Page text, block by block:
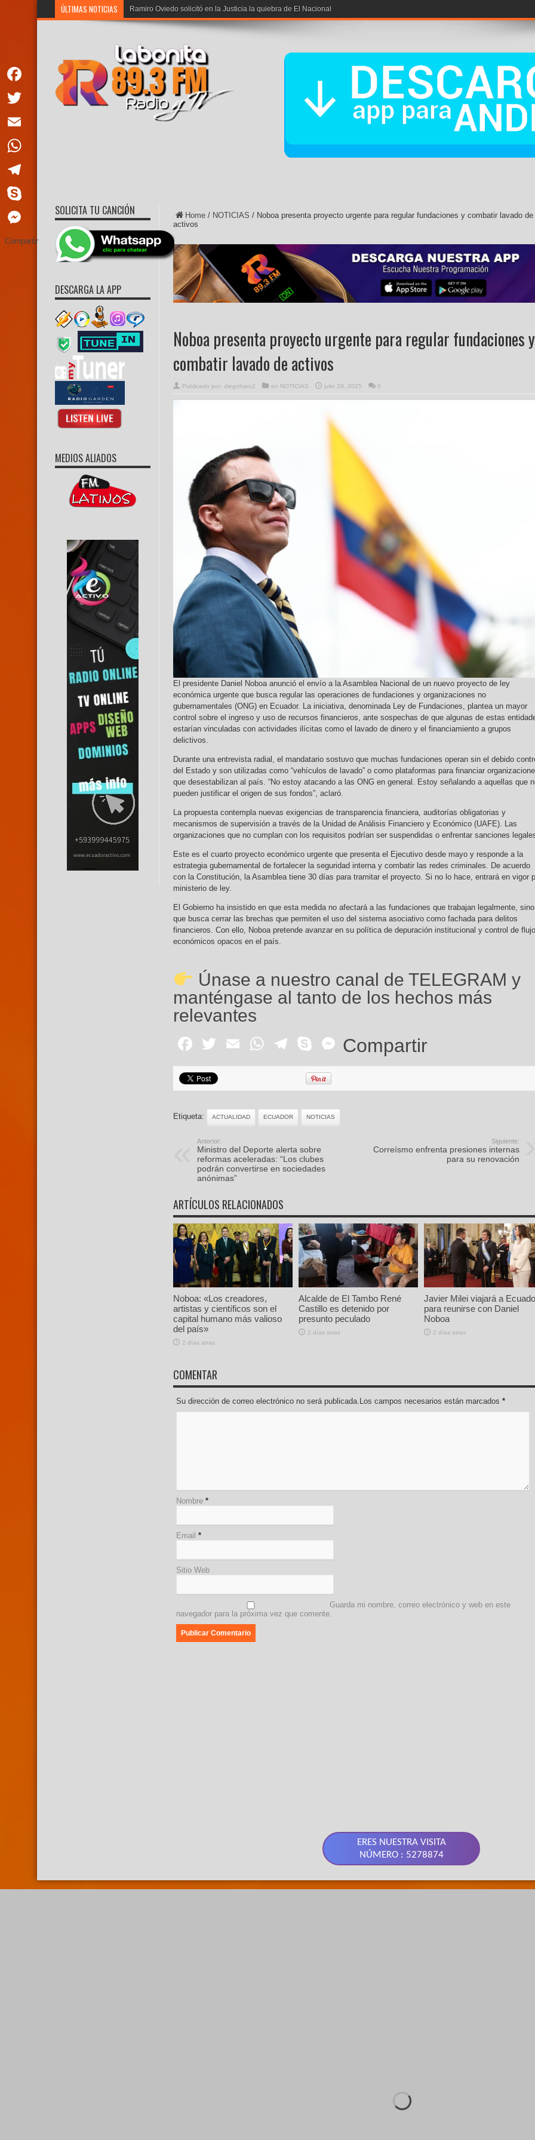
ÚLTIMAS NOTICIAS Ramiro Oviedo solicitó en la Justicia la quiebra de El Nacional
Home / NOTICIAS / Noboa presenta proyecto urgente para regular fundaciones y combatir lavado de
activos
Noboa presenta proyecto urgente para regular fundaciones y
combatir lavado de activos
Publicado por: diegoharo2 en NOTICIAS julio 29, 2025 0
El presidente Daniel Noboa anunció el envío a la Asamblea Nacional de un nuevo proyecto de ley
económica urgente que busca regular las operaciones de fundaciones y organizaciones no
gubernamentales (ONG) en Ecuador. La iniciativa, denominada Ley de Fundaciones, plantea un mayor
control sobre el ingreso y uso de recursos financieros, ante sospechas de que algunas de estas
estarían vinculadas con actividades ilícitas como el lavado de dinero y el financiamiento a grupos
delictivos.
Durante una entrevista radial, el mandatario sostuvo que muchas fundaciones operan sin el debido
del Estado y son utilizadas como “vehículos de lavado” o como plataformas para financiar
que desestabilizan al país. “No estoy atacando a las ONG en general. Estoy señalando a aquellas que
pueden justificar el origen de sus fondos”, aclaró.
La propuesta contempla nuevas exigencias de transparencia financiera, auditorías obligatorias y
mecanismos de supervisión a través de la Unidad de Análisis Financiero y Económico (UAFE). Las
organizaciones que no cumplan con los requisitos podrían ser suspendidas o enfrentar sanciones
Este es el cuarto proyecto económico urgente que presenta el Ejecutivo desde mayo y responde a la
estrategia gubernamental de fortalecer la seguridad interna y combatir las redes criminales. De acuerdo
con la Constitución, la Asamblea tiene 30 días para tramitar el proyecto. Si no lo hace, entrará en vigor
ministerio de ley.
El Gobierno ha insistido en que esta medida no afectará a las fundaciones que trabajan legalmente, sino
que busca cerrar las brechas que permiten el uso del sistema asociativo como fachada para delitos
financieros. Con ello, Noboa pretende avanzar en su política de depuración institucional y control de
económicos opacos en el país.
Únase a nuestro canal de TELEGRAM y
manténgase al tanto de los hechos más
relevantes
Facebook
Twitter
EmailWhatsApp
Telegram
SkypeMessenger
Compartir
Etiqueta: ACTUALIDAD ECUADOR NOTICIAS
Anterior:
Ministro del Deporte alerta sobre
reformas aceleradas: “Los clubes
podrán convertirse en sociedades
anónimas”
Siguiente:
Correísmo enfrenta presiones internas
para su renovación
ARTÍCULOS RELACIONADOS
Noboa: «Los creadores,
artistas y científicos son el
capital humano más valioso
del país»
2 días atras
Alcalde de El Tambo René
Castillo es detenido por
presunto peculado
2 días atras
Javier Milei viajará a
para reunirse con Daniel
Noboa
2 días atras
COMENTAR
Su dirección de correo electrónico no será publicada.Los campos necesarios están marcados *
Nombre *
Email *
Sitio Web
Guarda mi nombre, correo electrónico y web en este
navegador para la próxima vez que comente.
SOLICITA TU CANCIÓN
DESCARGA LA APP
MEDIOS ALIADOS
ERES NUESTRA VISITA
NÚMERO : 5278874
Facebook
Twitter
Email
WhatsApp
Telegram
Skype
Messenger
Compartir